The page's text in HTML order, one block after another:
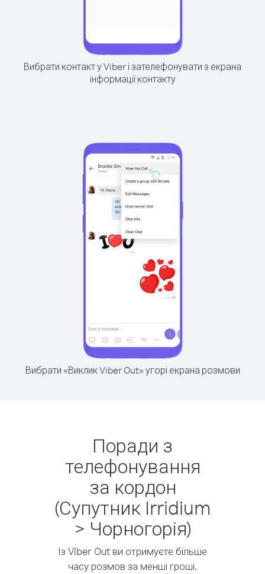
Вибрати контакт у Viber і зателефонувати з екрана
інформації контакту
Вибрати «Виклик Viber Out» угорі екрана розмови
Поради з
телефонування
за кордон
(Супутник Irridium
> Чорногорія)
Із Viber Out ви отримуєте більше
часу розмов за менші гроші.